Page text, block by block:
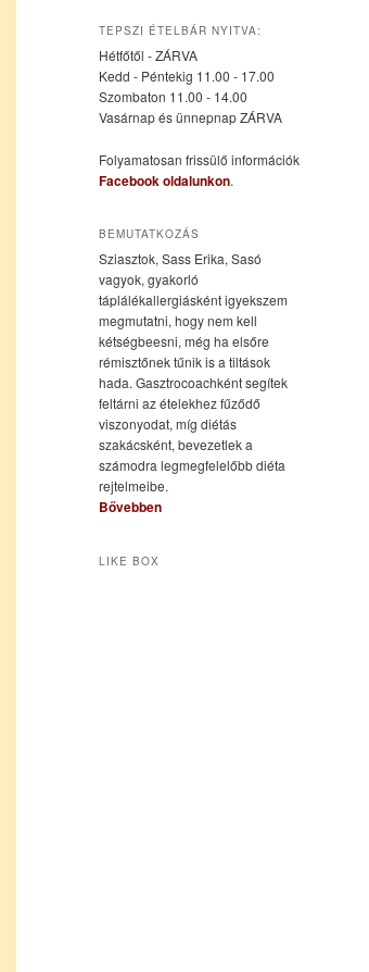
elsődleges
tartalomra
másodlagos
tartalomra
TEPSZI ÉTELBÁR NYITVA:
Hétfőtől - ZÁRVA
Kedd - Péntekig 11.00 - 17.00
Szombaton 11.00 - 14.00
Vasárnap és ünnepnap ZÁRVA
Folyamatosan frissülő információk
Facebook oldalunkon.
BEMUTATKOZÁS
Sziasztok, Sass Erika, Sasó
vagyok, gyakorló
táplálékallergiásként igyekszem
megmutatni, hogy nem kell
kétségbeesni, még ha elsőre
rémisztőnek tűnik is a tiltások
hada. Gasztrocoachként segítek
feltárni az ételekhez fűződő
viszonyodat, míg diétás
szakácsként, bevezetlek a
számodra legmegfelelőbb diéta
rejtelmeibe.
Bővebben
LIKE BOX